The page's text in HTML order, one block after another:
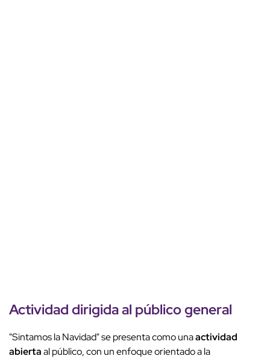
Actividad dirigida al público general
"Sintamos la Navidad" se presenta como unaactividad
abiertaal público, con un enfoque orientado a la